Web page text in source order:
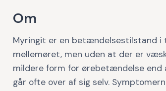
Om
Myringit er en betændelsestilstand i
mellemøret, men uden at der er
mildere form for ørebetændelse
går ofte over af sig selv.